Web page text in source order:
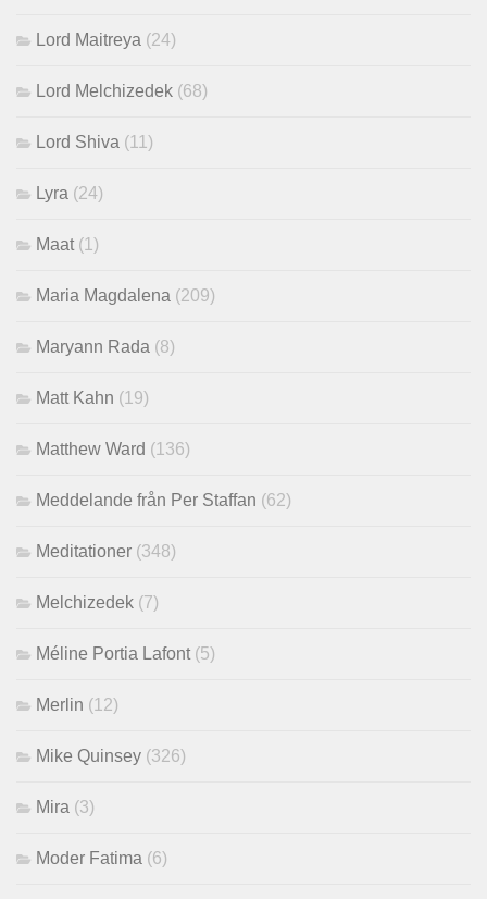
Lord Maitreya (24)
Lord Melchizedek (68)
Lord Shiva (11)
Lyra (24)
Maat(1)
Maria Magdalena (209)
Maryann Rada (8)
Matt Kahn (19)
Matthew Ward (136)
Meddelande från Per Staffan (62)
Meditationer (348)
Melchizedek (7)
Méline Portia Lafont(5)
Merlin (12)
Mike Quinsey (326)
Mira (3)
Moder Fatima (6)